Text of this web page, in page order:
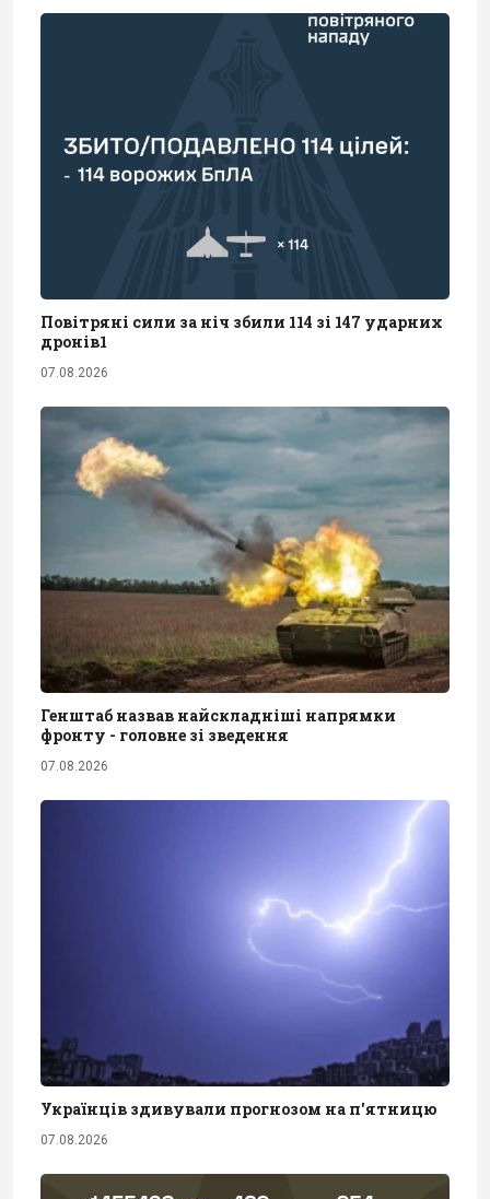
Повітряні сили за ніч збили 114 зі 147 ударних
дронів1
07.08.2026
Генштаб назвав найскладніші напрямки
фронту - головне зі зведення
07.08.2026
Українців здивували прогнозом на п'ятницю
07.08.2026